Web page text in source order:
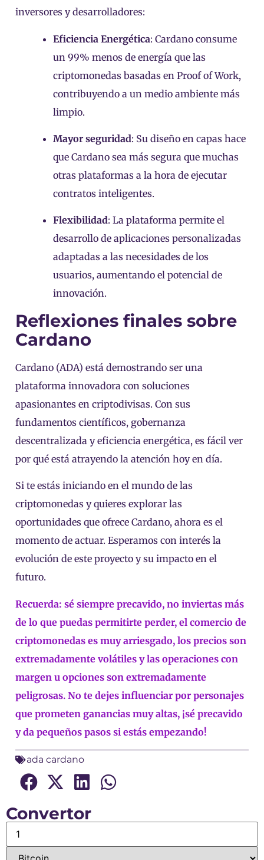
Convertor
inversores y desarrolladores:
Eficiencia Energética: Cardano consume
un 99% menos de energía que las
criptomonedas basadas en Proof of Work,
contribuyendo a un medio ambiente más
limpio.
Mayor seguridad: Su diseño en capas hace
que Cardano sea más segura que muchas
otras plataformas a la hora de ejecutar
contratos inteligentes.
Flexibilidad: La plataforma permite el
desarrollo de aplicaciones personalizadas
adaptadas a las necesidades de los
usuarios, aumentando el potencial de
innovación.
Reflexiones finales sobre
Cardano
Cardano (ADA) está demostrando ser una
plataforma innovadora con soluciones
apasionantes en criptodivisas. Con sus
fundamentos científicos, gobernanza
descentralizada y eficiencia energética, es fácil ver
por qué está atrayendo la atención hoy en día.
Si te estás iniciando en el mundo de las
criptomonedas y quieres explorar las
oportunidades que ofrece Cardano, ahora es el
momento de actuar. Esperamos con interés la
evolución de este proyecto y su impacto en el
futuro.
Recuerda: sé siempre precavido, no inviertas más
de lo que puedas permitirte perder, el comercio de
criptomonedas es muy arriesgado, los precios son
extremadamente volátiles y las operaciones con
margen u opciones son extremadamente
peligrosas. No te dejes influenciar por personajes
que prometen ganancias muy altas, ¡sé precavido
y da pequeños pasos si estás empezando!
ada cardano